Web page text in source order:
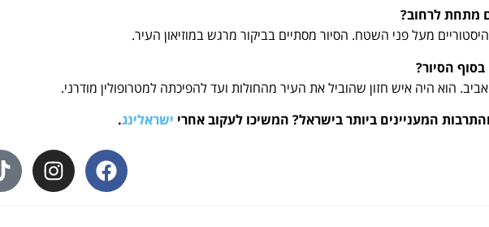
מעל פני השטח. הסיור מסתיים בביקור מרגש במוזיאון העיר.
הוא היה איש חזון שהוביל את העיר מהחולות ועד להפיכתה למטרופולין מודרני.
המעניינים ביותר בישראל? המשיכו לעקוב אחרי ישראלינג.